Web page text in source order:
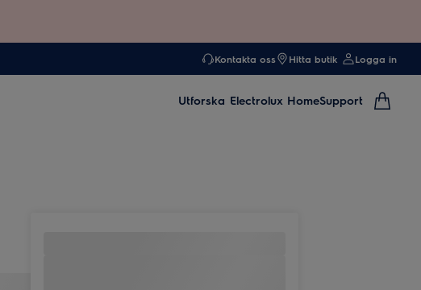
Kontakta oss Hitta butik Logga in
Utforska Electrolux HomeSupport